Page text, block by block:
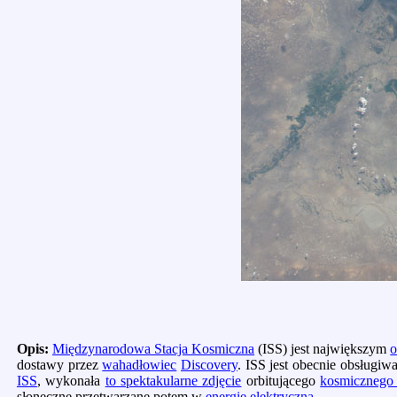
Opis: Międzynarodowa Stacja Kosmiczna (ISS) jest największym
dostawy przezwahadłowiec Discovery. ISS jest obecnie
ISS, wykonała to spektakularne zdjęcie orbitującegokosmicznego